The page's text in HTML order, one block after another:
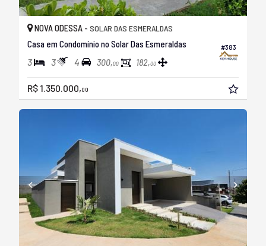
#383
NOVA ODESSA - SOLAR DAS ESMERALDAS
Casa em Condomínio no Solar Das Esmeraldas
3 3 4 300,00 182,00
R$ 1.350.000,00